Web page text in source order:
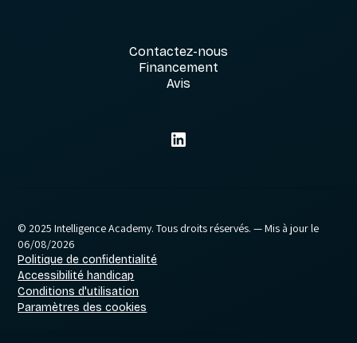
Contactez-nous
Financement
Avis
© 2025 Intelligence Academy. Tous droits réservés. — Mis à jour le
06/08/2026
Politique de confidentialité
Accessibilité handicap
Conditions d'utilisation
Paramètres des cookies